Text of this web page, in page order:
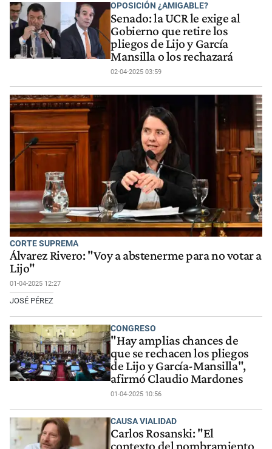
OPOSICIÓN ¿AMIGABLE?
Senado: la UCR le exige al
Gobierno que retire los
pliegos de Lijo y García
Mansilla o los rechazará
02-04-2025 03:59
CORTE SUPREMA
Álvarez Rivero: "Voy a abstenerme para no votar a
Lijo"
01-04-2025 12:27
JOSÉ PÉREZ
CONGRESO
"Hay amplias chances de
que se rechacen los pliegos
de Lijo y García-Mansilla",
afirmó Claudio Mardones
01-04-2025 10:56
CAUSA VIALIDAD
Carlos Rosanski: "El
contexto del nombramiento